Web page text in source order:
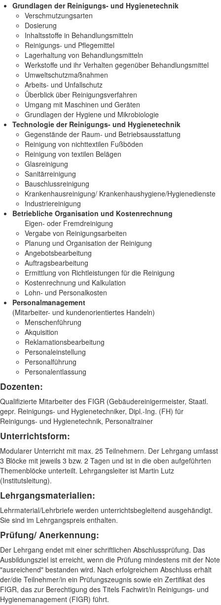
Grundlagen der Reinigungs- und Hygienetechnik
Verschmutzungsarten
Dosierung
Inhaltsstoffe in Behandlungsmitteln
Reinigungs- und Pflegemittel
Lagerhaltung von Behandlungsmitteln
Werkstoffe und ihr Verhalten gegenüber Behandlungsmittel
Umweltschutzmaßnahmen
Arbeits- und Unfallschutz
Überblick über Reinigungsverfahren
Umgang mit Maschinen und Geräten
Grundlagen der Hygiene und Mikrobiologie
Technologie der Reinigungs- und Hygienetechnik
Gegenstände der Raum- und Betriebsausstattung
Reinigung von nichttextilen Fußböden
Reinigung von textilen Belägen
Glasreinigung
Sanitärreinigung
Bauschlussreinigung
Krankenhausreinigung/ Krankenhaushygiene/Hygienedienste
Industriereinigung
Betriebliche Organisation und Kostenrechnung
Eigen- oder Fremdreinigung
Vergabe von Reinigungsarbeiten
Planung und Organisation der Reinigung
Angebotsbearbeitung
Auftragsbearbeitung
Ermittlung von Richtleistungen für die Reinigung
Kostenrechnung und Kalkulation
Lohn- und Personalkosten
Personalmanagement
(Mitarbeiter- und kundenorientiertes Handeln)
Menschenführung
Akquisition
Reklamationsbearbeitung
Personaleinstellung
Personalführung
Personalentlassung
Dozenten:
Qualifizierte Mitarbeiter des FIGR (Gebäudereinigermeister, Staatl.
gepr. Reinigungs- und Hygienetechniker, Dipl.-Ing. (FH) für
Reinigungs- und Hygienetechnik, Personaltrainer
Unterrichtsform:
Modularer Unterricht mit max. 25 Teilnehmern. Der Lehrgang umfasst
3 Blöcke mit jeweils 3 bzw. 2 Tagen und ist in die oben aufgeführten
Themenblöcke unterteilt. Lehrgangsleiter ist Martin Lutz
(Institutsleitung).
Lehrgangsmaterialien:
Lehrmaterial/Lehrbriefe werden unterrichtsbegleitend ausgehändigt.
Sie sind im Lehrgangspreis enthalten.
Prüfung/ Anerkennung:
Der Lehrgang endet mit einer schriftlichen Abschlussprüfung. Das
Ausbildungsziel ist erreicht, wenn die Prüfung mindestens mit der Note
"ausreichend" bestanden wird. Nach erfolgreichem Abschluss erhält
der/die Teilnehmer/in ein Prüfungszeugnis sowie ein Zertifikat des
FIGR, das zur Berechtigung des Titels Fachwirt/in Reinigungs- und
Hygienemanagement (FIGR) führt.